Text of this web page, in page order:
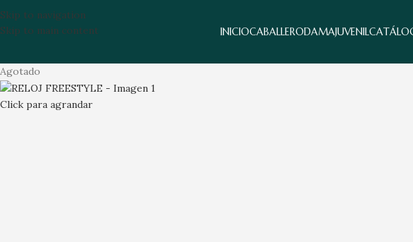
Skip to navigation
Skip to main content
INICIOCABALLERODAMAJUVENIL
Agotado
Click para agrandar